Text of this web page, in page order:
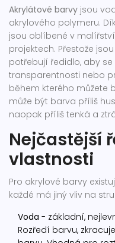
Akrylátové barvy jsou
akrylového polymeru.
jsou oblíbené v
projektech. Přestože
potřebují ředidlo, aby
transparentnosti nebo
během kterého můžete
může být barva příliš
naopak příliš tenká a
Nejčastější
vlastnosti
Pro akrylové barvy
každé má jiný vliv na
Voda - základní,
Rozředí barvu,